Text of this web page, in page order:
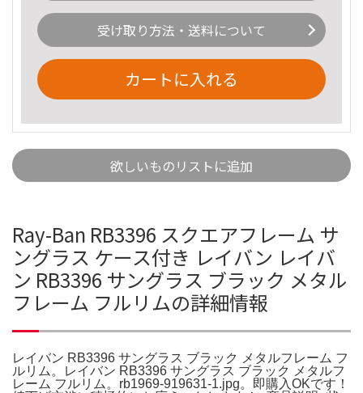
受け取り方法・送料について
カートに入れる
欲しいものリストに追加
Ray-Ban RB3396 スクエアフレーム サ
ングラス ケース付き レイバン レイバ
ン RB3396 サングラス ブラック メタル
フレーム フルリムの詳細情報
レイバン RB3396 サングラス ブラック メタルフレーム フ
ルリム。レイバン RB3396 サングラス ブラック メタルフ
レーム フルリム。rb1969-919631-1.jpg。即購入OKです！